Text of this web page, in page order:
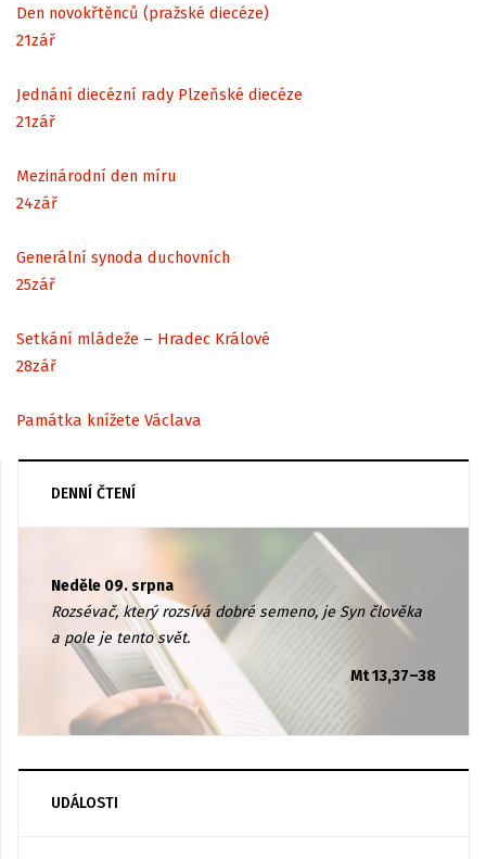
Den novokřtěnců (pražské diecéze)
21zář
Jednání diecézní rady Plzeňské diecéze
21zář
Mezinárodní den míru
24zář
Generální synoda duchovních
25zář
Setkání mládeže – Hradec Králové
28zář
Památka knížete Václava
DENNÍ ČTENÍ
Neděle 09. srpna
Rozsévač, který rozsívá dobré semeno, je Syn člověka
a pole je tento svět.
Mt 13,37–38
UDÁLOSTI